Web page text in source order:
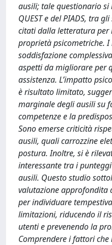
ausili; tale questionario
QUEST e del PIADS, tra
citati dalla letteratura per
proprietà psicometriche.
soddisfazione
aspetti da migliorare per
assistenza. L’impatto
è risultato limitato,
marginale degli ausili su
competenze e la
Sono emerse criticità
ausili, quali carrozzine
postura. Inoltre, si è
interessante tra i
ausili. Questo studio
valutazione approfondita
per individuare
limitazioni, riducendo il
utenti e prevenendo la
Comprendere i fattori